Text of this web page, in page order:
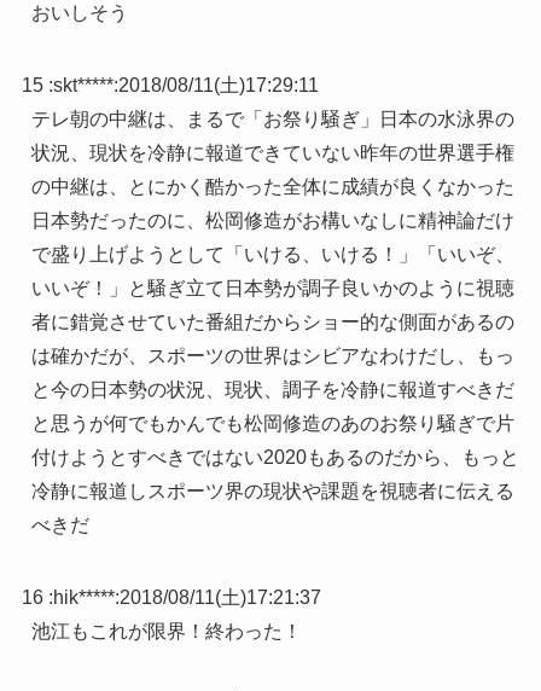
おいしそう
15 :skt*****:2018/08/11(土)17:29:11
テレ朝の中継は、まるで「お祭り騒ぎ」日本の水泳界の
状況、現状を冷静に報道できていない昨年の世界選手権
の中継は、とにかく酷かった全体に成績が良くなかった
日本勢だったのに、松岡修造がお構いなしに精神論だけ
で盛り上げようとして「いける、いける！」「いいぞ、
いいぞ！」と騒ぎ立て日本勢が調子良いかのように視聴
者に錯覚させていた番組だからショー的な側面があるの
は確かだが、スポーツの世界はシビアなわけだし、もっ
と今の日本勢の状況、現状、調子を冷静に報道すべきだ
と思うが何でもかんでも松岡修造のあのお祭り騒ぎで片
付けようとすべきではない2020もあるのだから、もっと
冷静に報道しスポーツ界の現状や課題を視聴者に伝える
べきだ
16 :hik*****:2018/08/11(土)17:21:37
池江もこれが限界！終わった！